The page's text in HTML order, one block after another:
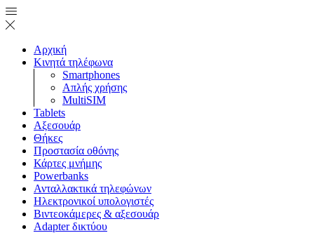
Αρχική
Κινητά τηλέφωνα
Smartphones
Απλής χρήσης
MultiSIM
Tablets
Αξεσουάρ
Θήκες
Προστασία οθόνης
Κάρτες μνήμης
Powerbanks
Ανταλλακτικά τηλεφώνων
Ηλεκτρονικοί υπολογιστές
Βιντεοκάμερες & αξεσουάρ
Adapter δικτύου